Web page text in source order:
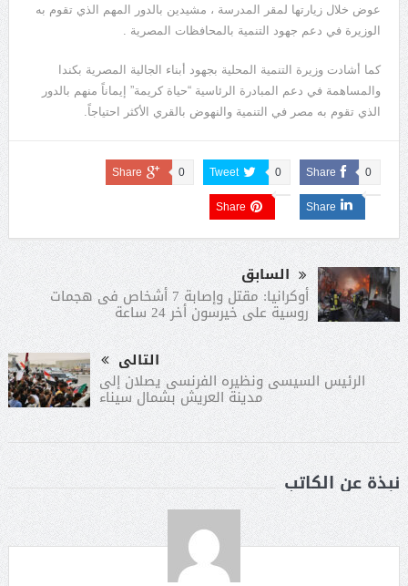
عوض خلال زيارتها لمقر المدرسة ، مشيدين بالدور المهم الذي تقوم به
الوزيرة في دعم جهود التنمية بالمحافظات المصرية .
كما أشادت وزيرة التنمية المحلية بجهود أبناء الجالية المصرية بكندا
والمساهمة في دعم المبادرة الرئاسية “حياة كريمة” إيماناً منهم بالدور
الذي تقوم به مصر في التنمية والنهوض بالقري الأكثر احتياجاً.
Share 0
Tweet 0
Share 0
Share
Share
السابق
أوكرانيا: مقتل وإصابة 7 أشخاص فى هجمات
روسية على خيرسون أخر 24 ساعة
التالى
الرئيس السيسى ونظيره الفرنسى يصلان إلى
مدينة العريش بشمال سيناء
نبذة عن الكاتب